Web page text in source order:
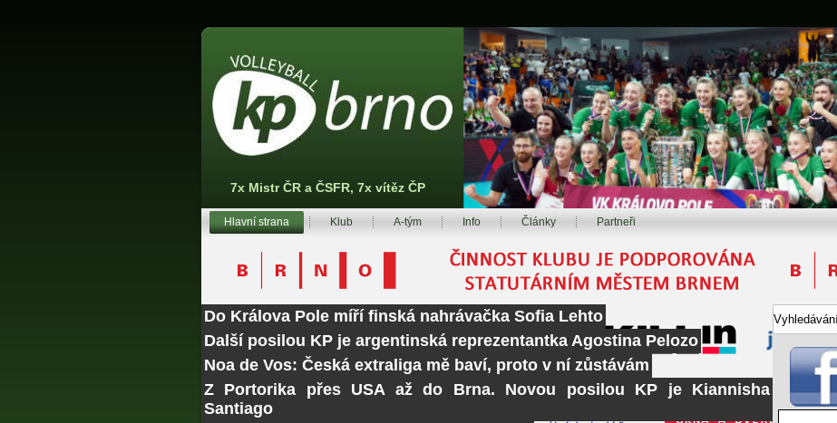
7x Mistr ČR a ČSFR, 7x vítěz ČP
Hlavní strana Klub A-tým Info Články Partneři
Do Králova Pole míří finská nahrávačka Sofia Lehto
Další posilou KP je argentinská reprezentantka Agostina Pelozo
Noa de Vos: Česká extraliga mě baví, proto v ní zůstávám
Z Portorika přes USA až do Brna. Novou posilou KP je Kiannisha
Santiago